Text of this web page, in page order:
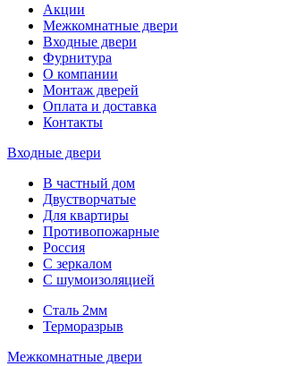
Акции
Межкомнатные двери
Входные двери
Фурнитура
О компании
Монтаж дверей
Оплата и доставка
Контакты
Входные двери
В частный дом
Двустворчатые
Для квартиры
Противопожарные
Россия
С зеркалом
С шумоизоляцией
Сталь 2мм
Терморазрыв
Межкомнатные двери